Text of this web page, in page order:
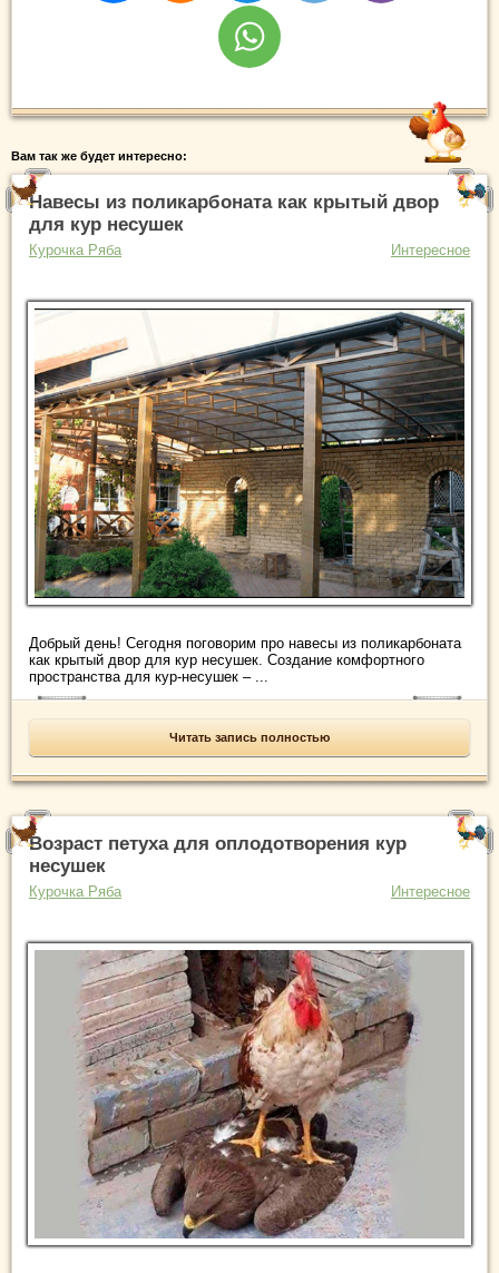
Вам так же будет интересно:
Навесы из поликарбоната как крытый двор
для кур несушек
Курочка Ряба Интересное
Добрый день! Сегодня поговорим про навесы из поликарбоната
как крытый двор для кур несушек. Создание комфортного
пространства для кур-несушек – ...
Читать запись полностью
Возраст петуха для оплодотворения кур
несушек
Курочка Ряба Интересное